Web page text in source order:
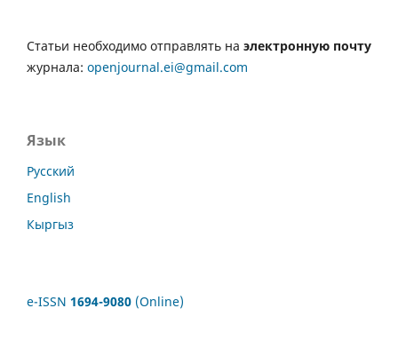
Статьи необходимо отправлять на электронную почту
журнала: openjournal.ei@gmail.com
Язык
Русский
English
Кыргыз
e-ISSN 1694-9080 (Online)